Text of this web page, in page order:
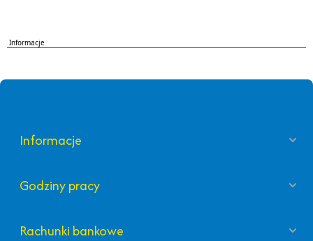
Informacje
Informacje
Godziny pracy
Rachunki bankowe